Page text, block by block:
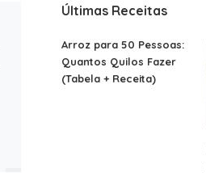
Últimas Receitas
Arroz para 50 Pessoas:
Quantos Quilos Fazer
(Tabela + Receita)